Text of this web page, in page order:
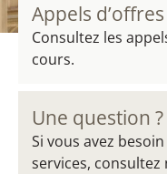
Appels d’offres
Consultez les
cours.
Une question ?
Si vous avez
services, consultez